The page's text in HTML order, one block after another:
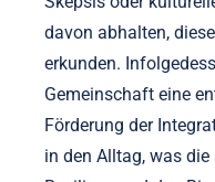
von Praktiken?
indem sie
Diese